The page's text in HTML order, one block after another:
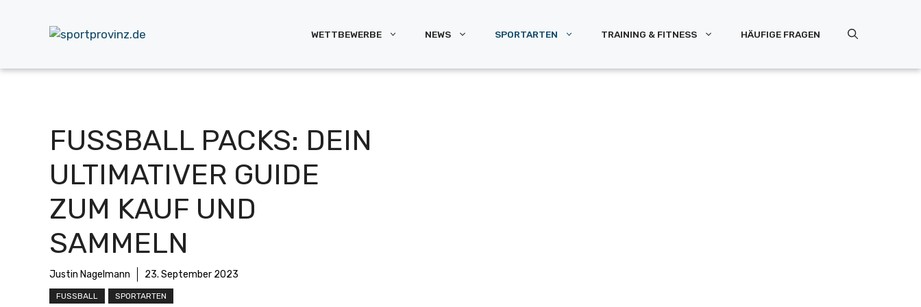
WETTBEWERBE NEWS SPORTARTEN TRAINING & FITNESS HÄUFIGE FRAGEN
FUSSBALL PACKS: DEIN U
LTIMATIVER GUIDE Z
UM KAUF UND S
AMMELN
Justin Nagelmann 23. September 2023
FUSSBALL SPORTARTEN